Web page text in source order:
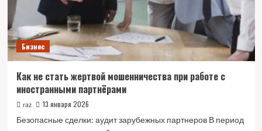
Бизнес
Как не стать жертвой мошенничества при работе с
иностранными партнёрами
raz
13 января 2026
Безопасные сделки: аудит зарубежных партнеров В период